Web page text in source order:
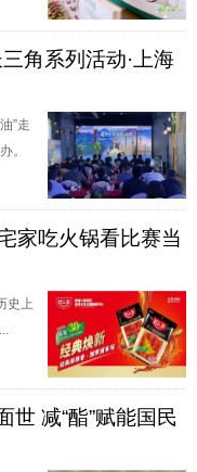
角系列活动·上海
”走
。
家吃火锅看比赛当
史上
世 减“酯”赋能国民